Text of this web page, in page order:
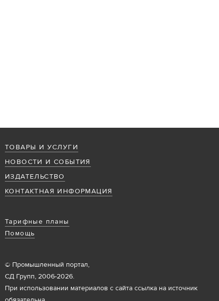
ТОВАРЫ И УСЛУГИ
НОВОСТИ И СОБЫТИЯ
ИЗДАТЕЛЬСТВО
КОНТАКТНАЯ ИНФОРМАЦИЯ
Тарифные планы
Помощь
© Промышленный портал,
СД Групп, 2006-2026.
При использовании материалов с сайта ссылка на источник